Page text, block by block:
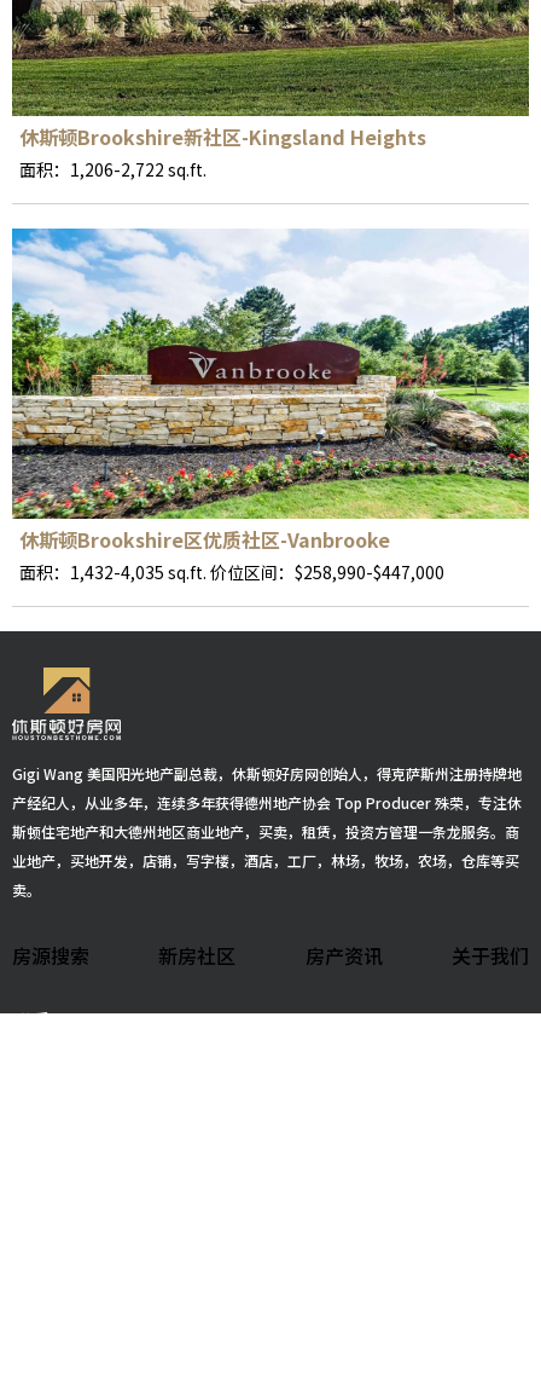
Brookshire(2) The Woodlands(2)
休斯顿Brookshire新社区-Kingsland Heights
面积：1,206-2,722 sq.ft.
休斯顿Brookshire区优质社区-Vanbrooke
面积：1,432-4,035 sq.ft. 价位区间：$258,990-$447,000
Gigi Wang 美国阳光地产副总裁，休斯顿好房网创始人，得克萨斯州注册持牌地
产经纪人，从业多年，连续多年获得德州地产协会 Top Producer 殊荣，专注休
斯顿住宅地产和大德州地区商业地产，买卖，租赁，投资方管理一条龙服务。商
业地产，买地开发，店铺，写字楼，酒店，工厂，林场，牧场，农场，仓库等买
卖。
房源搜索 新房社区 房产资讯 关于我们
联系GIGI